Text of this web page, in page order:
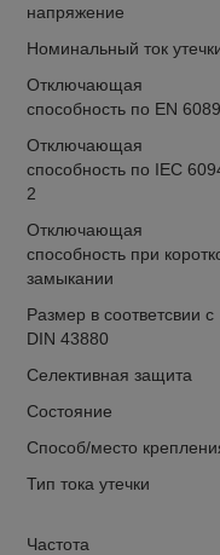
напряжение
Номинальный ток
Отключающая
способность по EN
Отключающая
способность по IEC
2
Отключающая
способность при
замыкании
Размер в соответсвии с
DIN 43880
Селективная защита
Состояние
Способ/место
Тип тока утечки
Частота